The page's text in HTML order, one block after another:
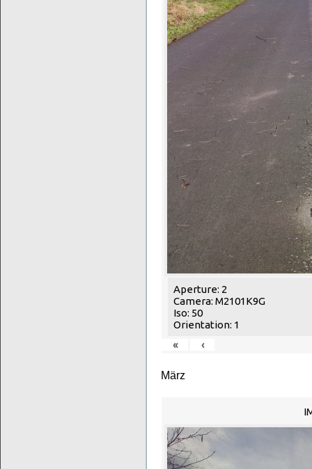
Aperture: 2
Camera: M2101K9G
Iso: 50
Orientation: 1
«
‹
März